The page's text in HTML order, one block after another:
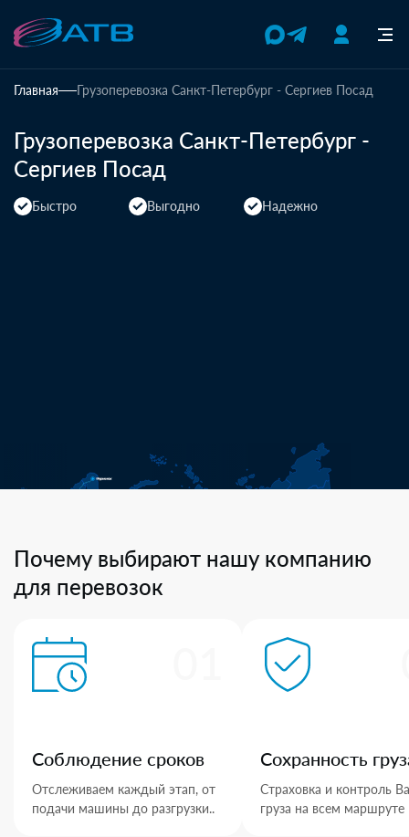
Главная Грузоперевозка Санкт-Петербург - Сергиев Посад
Грузоперевозка Санкт-Петербург -
Сергиев Посад
Быстро Выгодно Надежно
Почему выбирают нашу компанию
для перевозок
Соблюдение сроков
Отслеживаем каждый этап, от
подачи машины до разгрузки..
Сохранность
Страховка и контроль
груза на всем маршруте